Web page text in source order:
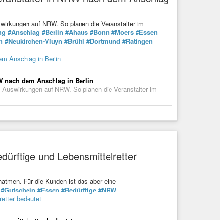
auf NRW. So planen die Veranstalter im
#Anschlag #Berlin #Ahaus #Bonn #Moers #Essen
#Neukirchen-Vluyn #Brühl #Dortmund #Ratingen
Anschlag in Berlin
nach dem Anschlag in Berlin
auf NRW. So planen die Veranstalter im
und Lebensmittelretter
Für die Kunden ist das aber eine
#Gutschein #Essen #Bedürftige #NRW
bedeutet